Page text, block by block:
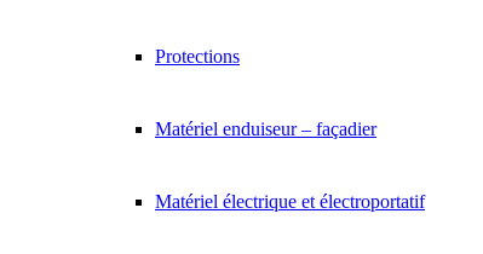
Protections
Matériel enduiseur – façadier
Matériel électrique et électroportatif